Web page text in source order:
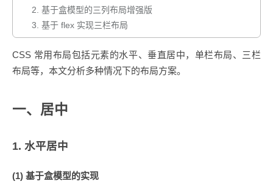
2. 基于盒模型的三列布局增强版
3. 基于 flex 实现三栏布局
CSS 常用布局包括元素的水平、垂直居中，单栏布局、三栏
布局等，本文分析多种情况下的布局方案。
一、居中
1. 水平居中
(1) 基于盒模型的实现